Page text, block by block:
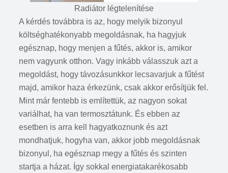
Radiátor légtelenítése
A kérdés továbbra is az, hogy melyik bizonyul
költséghatékonyabb megoldásnak, ha hagyjuk
egésznap, hogy menjen a fűtés, akkor is, amikor
nem vagyunk otthon. Vagy inkább válasszuk azt a
megoldást, hogy távozásunkkor lecsavarjuk a fűtést
majd, amikor haza érkezünk, csak akkor erősítjük fel.
Mint már fentebb is említettük, az nagyon sokat
variálhat, ha van termosztátunk. És ebben az
esetben is arra kell hagyatkoznunk és azt
mondhatjuk, hogyha van, akkor jobb megoldásnak
bizonyul, ha egésznap megy a fűtés és szinten
startja a házat. Így sokkal energiatakarékosabb